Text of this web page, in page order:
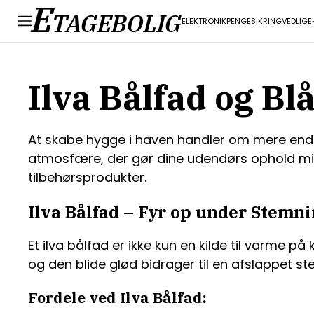
ETAGEBOLIGELEKTRONIKPENGESIKRING
Ilva Bålfad og
At skabe hygge i haven handler om mere
atmosfære, der gør dine udendørs ophold
tilbehørsprodukter.
Ilva Bålfad – Fyr op under
Et ilva bålfad er ikke kun en kilde til varme
og den blide glød bidrager til en afslappet
Fordele ved Ilva Bålfad: